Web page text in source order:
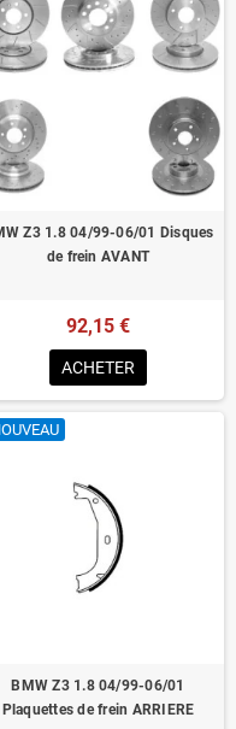
Z3 1.8 04/99-06/01 Disques
de frein AVANT
92,15 €
ACHETER
BMW Z3 1.8 04/99-06/01
Plaquettes de frein ARRIERE